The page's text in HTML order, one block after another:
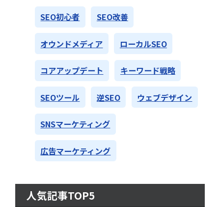
SEO初心者 SEO改善
オウンドメディア ローカルSEO
コアアップデート キーワード戦略
SEOツール 逆SEO ウェブデザイン
SNSマーケティング
広告マーケティング
人気記事TOP5